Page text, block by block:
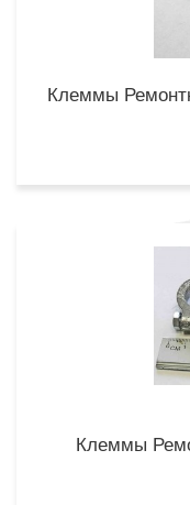
Клеммы
Клеммы